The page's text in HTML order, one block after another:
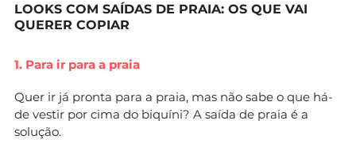
LOOKS COM SAÍDAS DE PRAIA: OS QUE VAI
QUERER COPIAR
1. Para ir para a praia
Quer ir já pronta para a praia, mas não sabe o que há-
de vestir por cima do biquíni? A saída de praia é a
solução.